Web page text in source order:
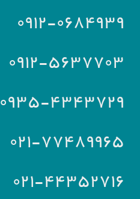
۰۹۱۲-۰۶۸۴۹۳۹
۰۹۱۲-۵۶۳۷۷۰۳
۰۹۳۵-۴۳۴۳۷۲۹
۰۲۱-۷۷۴۸۹۹۶۵
۰۲۱-۴۴۳۵۲۷۱۶